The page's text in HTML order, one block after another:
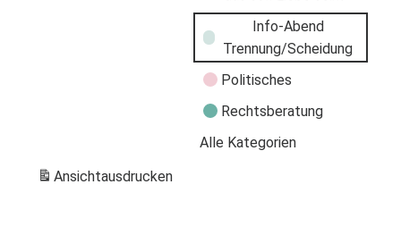
Info-Abend
Trennung/Scheidung
Politisches
Rechtsberatung
Alle Kategorien
Ansichtausdrucken